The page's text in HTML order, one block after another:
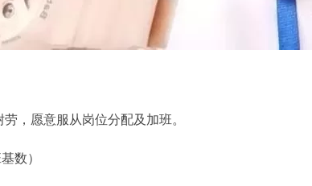
，愿意服从岗位分配及加班。
数）